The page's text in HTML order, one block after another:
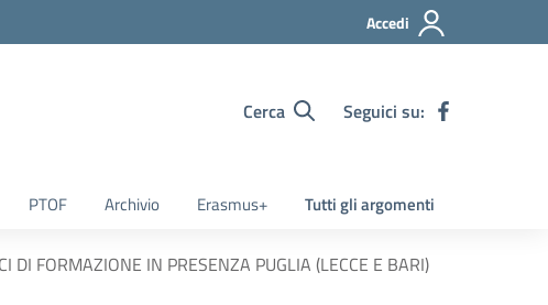
Accedi
Cerca Seguici su:
PTOF Archivio Erasmus+ Tutti gli argomenti
FORMAZIONE IN PRESENZA PUGLIA (LECCE E BARI)